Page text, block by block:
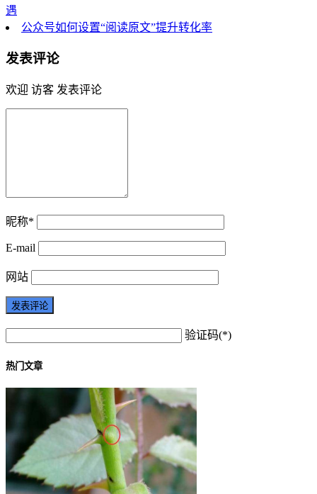
遇
公众号如何设置“阅读原文”提升转化率
发表评论
欢迎 访客 发表评论
昵称*
E-mail
网站
验证码(*)
热门文章